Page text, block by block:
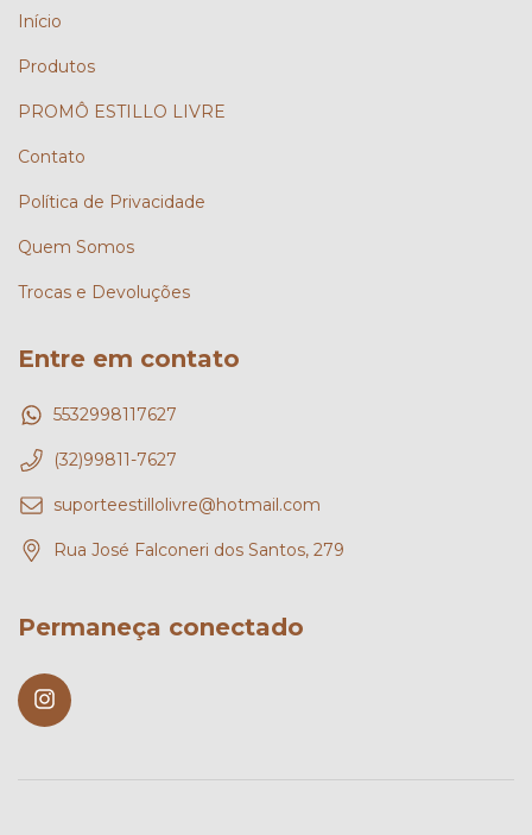
Início
Produtos
PROMÔ ESTILLO LIVRE
Contato
Política de Privacidade
Quem Somos
Trocas e Devoluções
Entre em contato
5532998117627
(32)99811-7627
suporteestillolivre@hotmail.com
Rua José Falconeri dos Santos, 279
Permaneça conectado